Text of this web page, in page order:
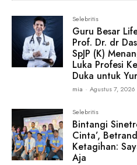
Selebritis
Guru Besar
Prof. Dr. dr
SpJP (K)
Luka Profesi
Duka untuk
mia - Agustus 7, 2026
Selebritis
Bintangi
Cinta’,
Ketagihan:
Aja